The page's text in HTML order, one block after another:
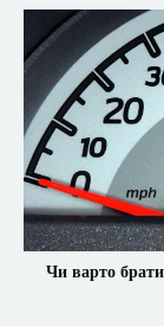
Чи варто